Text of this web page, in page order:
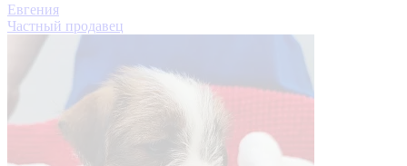
Евгения
Частный продавец